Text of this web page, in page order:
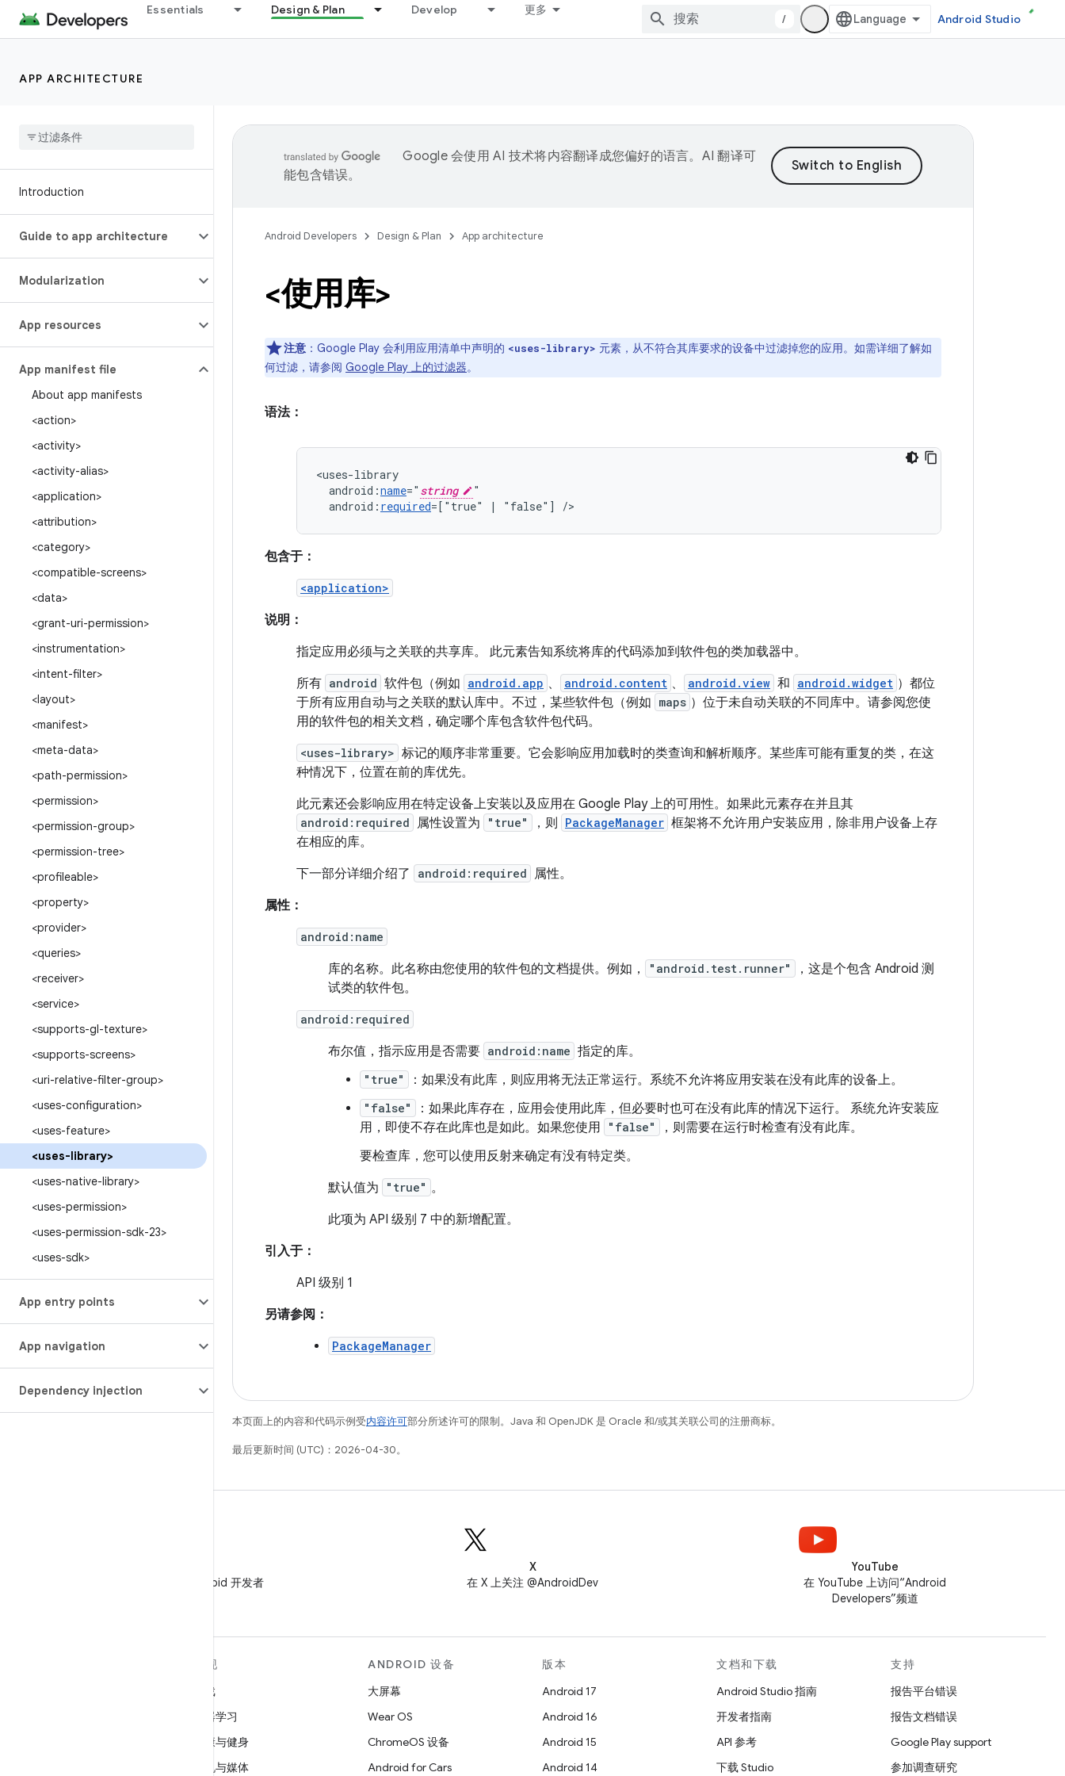
Essentials Design & Plan Develop 更多
/ Android Studio
APP ARCHITECTURE
Introduction
Guide to app architecture
Modularization
App resources
App manifest file
About app manifests
<action>
<activity>
<activity-alias>
<application>
<attribution>
<category>
<compatible-screens>
<data>
<grant-uri-permission>
<instrumentation>
<intent-filter>
<layout>
<manifest>
<meta-data>
<path-permission>
<permission>
<permission-group>
<permission-tree>
<profileable>
<property>
<provider>
<queries>
<receiver>
<service>
<supports-gl-texture>
<supports-screens>
<uri-relative-filter-group>
<uses-configuration>
<uses-feature>
<uses-library>
<uses-native-library>
<uses-permission>
<uses-permission-sdk-23>
<uses-sdk>
App entry points
App navigation
Dependency injection
Google 会使用 AI 技术将内容翻译成您偏好的语言。AI 翻译可
能包含错误。
Android Developers Design & Plan App architecture
<使用库>
注意 ：Google Play 会利用应用清单中声明的 <uses-library> 元素，从不符合其库要求的设备中过滤掉您的应用。如需详细了解如
何过滤，请参阅 Google Play 上的过滤器。
语法：
android:name=" string
android: required=["true" | "false"] />
包含于：
<application>
说明：
指定应用必须与之关联的共享库。 此元素告知系统将库的代码添加到软件包的类加载器中。
所有 android 软件包（例如 android.app 、 android.content 、 android.view 和 android.widget ）都位
于所有应用自动与之关联的默认库中。不过，某些软件包（例如 maps ）位于未自动关联的不同库中。请参阅您使
用的软件包的相关文档，确定哪个库包含软件包代码。
<uses-library> 标记的顺序非常重要。它会影响应用加载时的类查询和解析顺序。某些库可能有重复的类，在这
种情况下，位置在前的库优先。
此元素还会影响应用在特定设备上安装以及应用在 Google Play 上的可用性。如果此元素存在并且其
android:required 属性设置为 "true" ，则 PackageManager 框架将不允许用户安装应用，除非用户设备上存
在相应的库。
下一部分详细介绍了
android:required 属性。
属性：
android:name
库的名称。此名称由您使用的软件包的文档提供。例如， "android.test.runner"
，这是个包含 Android 测
试类的软件包。
android:required
布尔值，指示应用是否需要 android:name 指定的库。
"true" ：如果没有此库，则应用将无法正常运行。系统不允许将应用安装在没有此库的设备上。
"false"
：如果此库存在，应用会使用此库，但必要时也可在没有此库的情况下运行。 系统允许安装应
用，即使不存在此库也是如此。如果您使用
"false"
，则需要在运行时检查有没有此库。
要检查库，您可以使用反射来确定有没有特定类。
默认值为
"true" 。
此项为 API 级别 7 中的新增配置。
引入于：
API 级别 1
另请参阅：
PackageManager
本页面上的内容和代码示例受内容许可部分所述许可的限制。Java 和 OpenJDK 是 Oracle 和/或其关联公司的注册商标。
最后更新时间 (UTC)：2026-04-30。
在微信中关注 Android 开发者
X
在 X 上关注 @AndroidDev
YouTube
在 YouTube 上访问“Android
Developers”频道
发现
游戏
机器学习
健康与健身
相机与媒体
ANDROID 设备
大屏幕
Wear OS
ChromeOS 设备
Android for Cars
版本
Android 17
Android 16
Android 15
Android 14
文档和下载
Android Studio 指南
开发者指南
API 参考
下载 Studio
支持
报告平台错误
报告文档错误
Google Play support
参加调查研究